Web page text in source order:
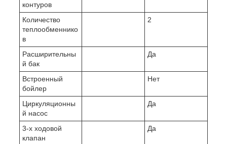
контуров
Количество
теплообменнико
в
2
Расширительны
й бак
Да
Встроенный
бойлер
Нет
Циркуляционны
й насос
Да
3-х ходовой
клапан
Да